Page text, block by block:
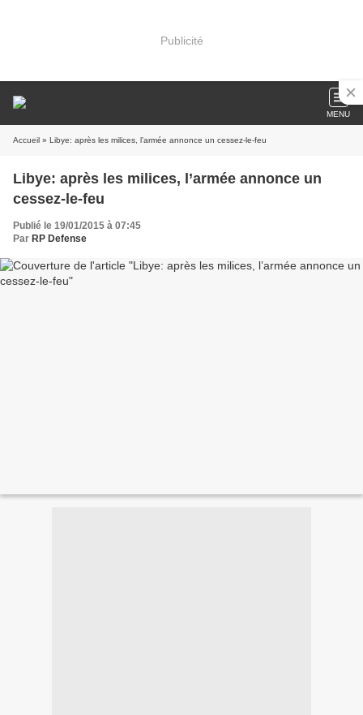
Publicité
MENU
Accueil » Libye: après les milices, l’armée annonce un cessez-le-feu
Libye: après les milices, l’armée annonce un
cessez-le-feu
Publié le 19/01/2015 à 07:45
Par RP Defense